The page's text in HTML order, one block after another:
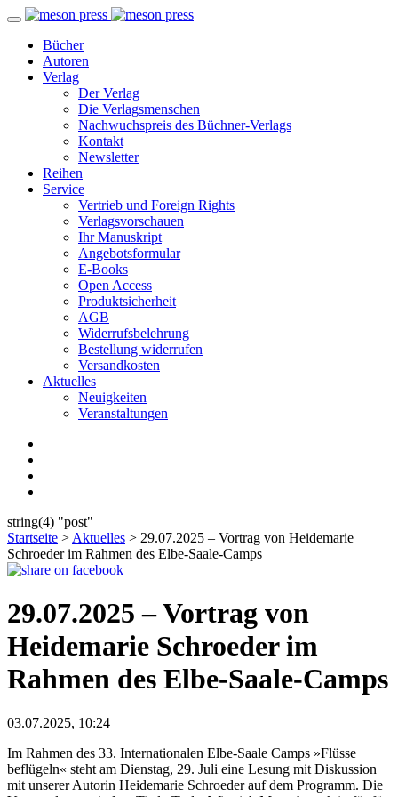
Bücher
Autoren
Verlag
Der Verlag
Die Verlagsmenschen
Nachwuchspreis des Büchner-Verlags
Kontakt
Newsletter
Reihen
Service
Vertrieb und Foreign Rights
Verlagsvorschauen
Ihr Manuskript
Angebotsformular
E-Books
Open Access
Produktsicherheit
AGB
Widerrufsbelehrung
Bestellung widerrufen
Versandkosten
Aktuelles
Neuigkeiten
Veranstaltungen
string(4) "post"
Startseite > Aktuelles > 29.07.2025 – Vortrag von Heidemarie
Schroeder im Rahmen des Elbe-Saale-Camps
29.07.2025 – Vortrag von
Heidemarie Schroeder im
Rahmen des Elbe-Saale-Camps
03.07.2025, 10:24
Im Rahmen des 33. Internationalen Elbe-Saale Camps »Flüsse
beflügeln« steht am Dienstag, 29. Juli eine Lesung mit Diskussion
mit unserer Autorin Heidemarie Schroeder auf dem Programm. Die